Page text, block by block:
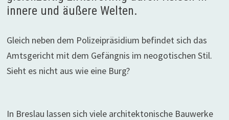
innere und äußere Welten.
Gleich neben dem Polizeipräsidium befindet sich das
Amtsgericht mit dem Gefängnis im neogotischen Stil.
Sieht es nicht aus wie eine Burg?
In Breslau lassen sich viele architektonische Bauwerke